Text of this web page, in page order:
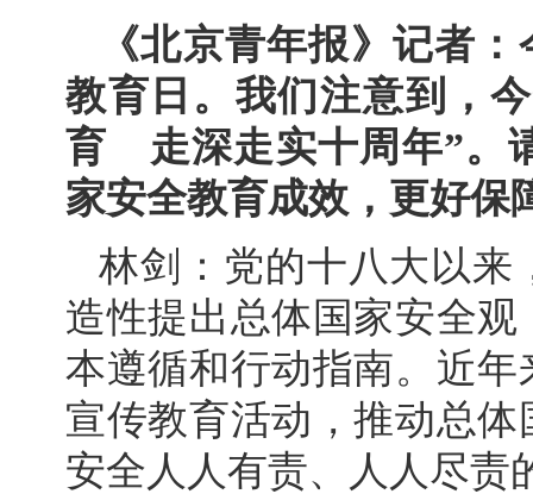
《北京青年报》记者
教育日。我们注意到，
育 走深走实十周年”。
家安全教育成效，更好保
林剑：党的十八大以来
造性提出总体国家安全
本遵循和行动指南。近
宣传教育活动，推动总
安全人人有责、人人尽责